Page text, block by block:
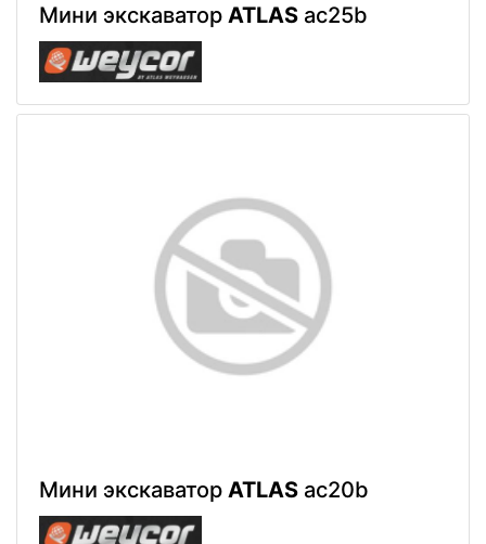
Мини экскаватор ATLAS ac25b
Мини экскаватор ATLAS ac20b